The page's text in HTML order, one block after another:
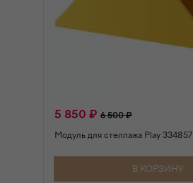
5 850 ₽ 6 500 ₽
Модуль для стеллажа Play 334857
В КОРЗИНУ